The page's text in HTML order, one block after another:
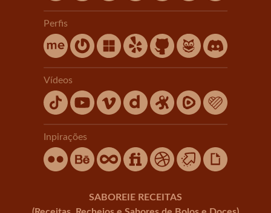
Perfis
Vídeos
Inpirações
SABOREIE RECEITAS